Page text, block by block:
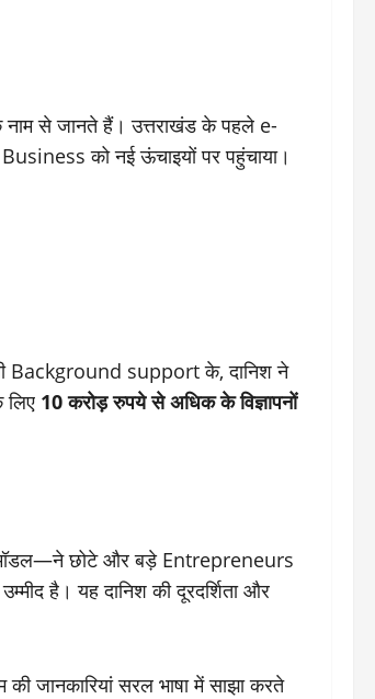
नाम से जानते हैं। उत्तराखंड के पहले e-
को नई ऊंचाइयों पर पहुंचाया।
Background support के, दानिश ने
लिए 10 करोड़ रुपये से अधिक के विज्ञापनों
मॉडल—ने छोटे और बड़े Entrepreneurs
है। यह दानिश की दूरदर्शिता और
जानकारियां सरल भाषा में साझा करते